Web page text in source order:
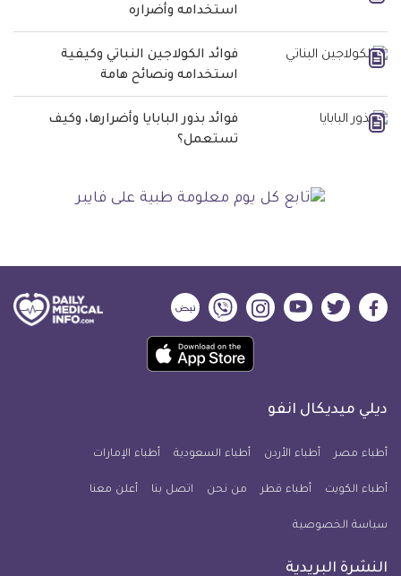
استخدامه وأضراره
فوائد الكولاجين النباتي وكيفية
استخدامه ونصائح هامة
فوائد بذور البابايا وأضرارها، وكيف
تستعمل؟
ديلي
فيسبوك
ديلي
تويتر
ديلي
ميديكال
يوتيوب
ديلي
ميديكال
انفو
ديلي
ميديكال
انفو
ديلي
ميديكال
انفو
حمل
تطبيق
معلومة
للآيفون
ديلي ميديكال انفو
أطباء مصر أطباء الأردن أطباء السعودية أطباء الإمارات
أطباء الكويت أطباء قطر من نحن اتصل بنا أعلن معنا
سياسة الخصوصية
النشرة البريدية